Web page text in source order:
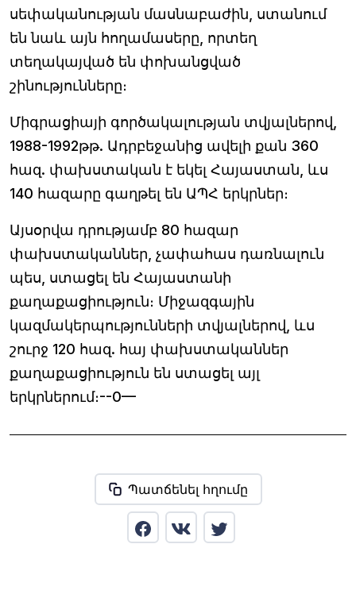
սեփականության մասնաբաժին, ստանում
են նաև այն հողամասերը, որտեղ
տեղակայված են փոխանցված
շինությունները։
Միգրացիայի գործակալության տվյալներով,
1988-1992թթ. Ադրբեջանից ավելի քան 360
հազ. փախստական է եկել Հայաստան, ևս
140 հազարը գաղթել են ԱՊՀ երկրներ։
Այսօրվա դրությամբ 80 հազար
փախստականներ, չափահաս դառնալուն
պես, ստացել են Հայաստանի
քաղաքացիություն։ Միջազգային
կազմակերպությունների տվյալներով, ևս
շուրջ 120 հազ. հայ փախստականներ
քաղաքացիություն են ստացել այլ
երկրներում։--0—
Պատճենել հղումը